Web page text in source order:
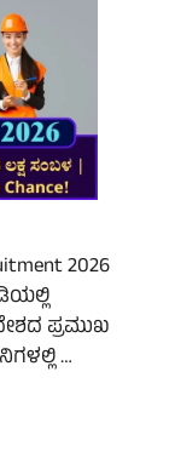
2026
ಪ್ರಮುಖ
…